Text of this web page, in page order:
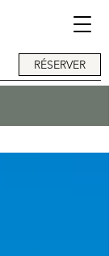
RÉSERVER